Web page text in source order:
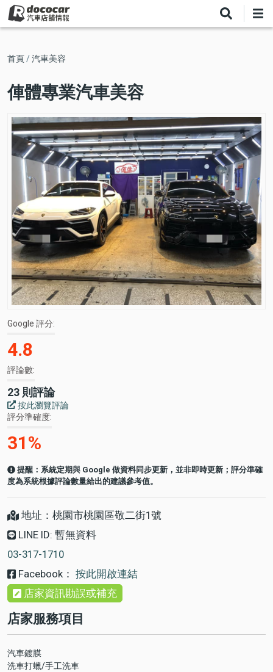
移
至
內導
航
連
結
首頁 汽車美容
俥體專業汽車美容
Google 評分
4.8
評論數
23 則評論
按此瀏覽評論
評分準確度
31%
提醒：系統定期與 Google 做資料同步更新，並非即時更新；評分準確
度為系統根據評論數量給出的建議參考值。
地址：桃園市桃園區敬二街1號
LINE ID: 暫無資料
03-317-1710
Facebook： 按此開啟連結
店家資訊勘誤或補充
店家服務項目
汽車鍍膜
洗車打蠟/手工洗車